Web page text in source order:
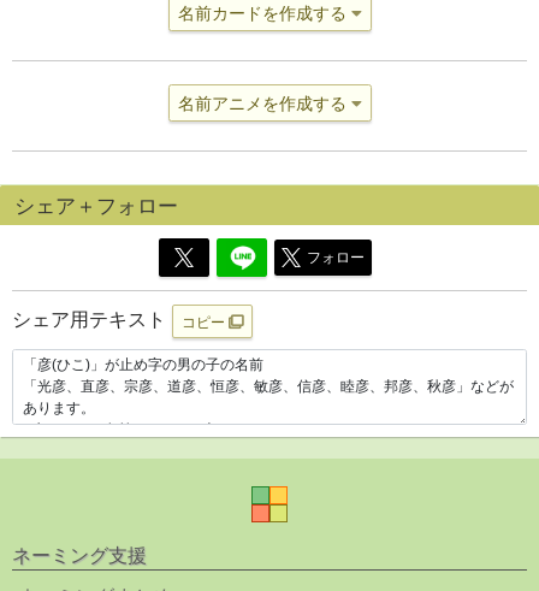
名前カードを作成する
名前アニメを作成する
シェア＋フォロー
フォロー
シェア用テキスト コピー
ネーミング支援